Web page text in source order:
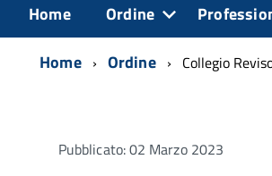
Home Ordine
Home Ordine Collegio
Pubblicato: 02 Marzo 2023